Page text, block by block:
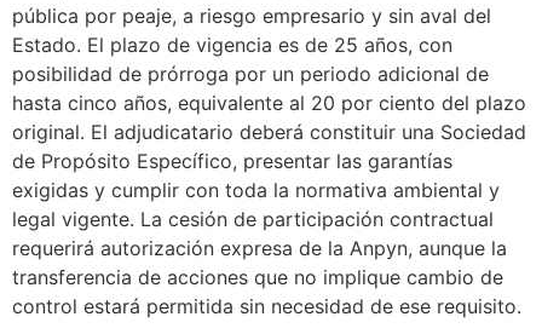
pública por peaje, a riesgo empresario y sin aval del
Estado. El plazo de vigencia es de 25 años, con
posibilidad de prórroga por un periodo adicional de
hasta cinco años, equivalente al 20 por ciento del plazo
original. El adjudicatario deberá constituir una Sociedad
de Propósito Específico, presentar las garantías
exigidas y cumplir con toda la normativa ambiental y
legal vigente. La cesión de participación contractual
requerirá autorización expresa de la Anpyn, aunque la
transferencia de acciones que no implique cambio de
control estará permitida sin necesidad de ese requisito.